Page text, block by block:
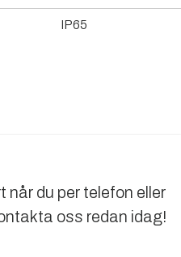
IP65
når du per telefon eller
oss redan idag!